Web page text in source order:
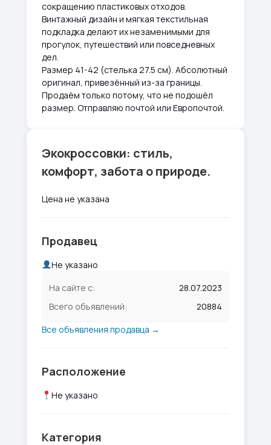
сокращению пластиковых отходов.
Винтажный дизайн и мягкая текстильная
подкладка делают их незаменимыми для
прогулок, путешествий или повседневных
дел.
Размер 41-42 (стелька 27.5 см). Абсолютный
оригинал, привезённый из-за границы.
Продаём только потому, что не подошёл
размер. Отправляю почтой или Европочтой.
Экокроссовки: стиль,
комфорт, забота о природе.
Цена не указана
Продавец
Не указано
На сайте с:
28.07.2023
Всего объявлений:
20884
Все объявления продавца →
Расположение
Не указано
Категория